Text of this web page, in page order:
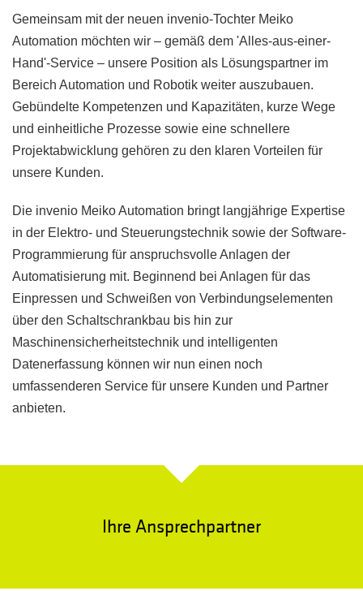
Gemeinsam mit der neuen invenio-Tochter Meiko
Automation möchten wir – gemäß dem 'Alles-aus-einer-
Hand'-Service – unsere Position als Lösungspartner im
Bereich Automation und Robotik weiter auszubauen.
Gebündelte Kompetenzen und Kapazitäten, kurze Wege
und einheitliche Prozesse sowie eine schnellere
Projektabwicklung gehören zu den klaren Vorteilen für
unsere Kunden.
Die invenio Meiko Automation bringt langjährige Expertise
in der Elektro- und Steuerungstechnik sowie der Software-
Programmierung für anspruchsvolle Anlagen der
Automatisierung mit. Beginnend bei Anlagen für das
Einpressen und Schweißen von Verbindungselementen
über den Schaltschrankbau bis hin zur
Maschinensicherheitstechnik und intelligenten
Datenerfassung können wir nun einen noch
umfassenderen Service für unsere Kunden und Partner
anbieten.
Ihre Ansprechpartner